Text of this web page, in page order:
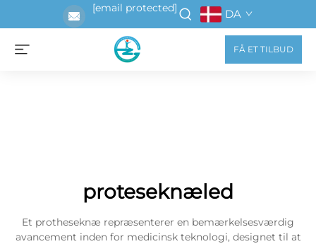
[email protected] DA
FÅ ET TILBUD
proteseknæled
Et protheseknæ repræsenterer en bemærkelsesværdig
avancement inden for medicinsk teknologi, designet til at